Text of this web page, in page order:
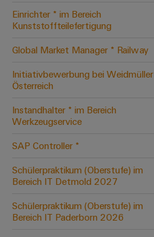
Modifizierte
und
bestückte
Kundenspezifische
Kabelkonfektionierung
Einrichter * im Bereich
Kunststoffteilefertigung
Global Market Manager * Railway
Initiativbewerbung bei Weidmüller
Österreich
Instandhalter * im Bereich
Werkzeugservice
SAP Controller *
Schülerpraktikum (Oberstufe) im
Bereich IT Detmold 2027
Schülerpraktikum (Oberstufe) im
Bereich IT Paderborn 2026